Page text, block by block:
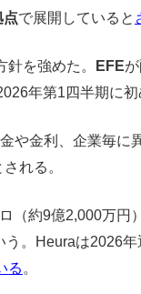
点で展開していると
を強めた。 EFE
年第1四半期に初
や金利、企業毎に
される。
（約9億2,000万円
。Heuraは2026年
る 。